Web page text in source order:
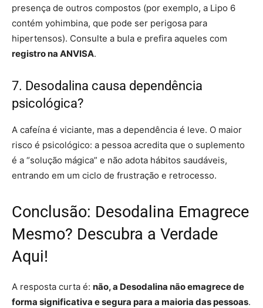
presença de outros compostos (por exemplo, a Lipo 6
contém yohimbina, que pode ser perigosa para
hipertensos). Consulte a bula e prefira aqueles com
registro na ANVISA.
7. Desodalina causa dependência
psicológica?
A cafeína é viciante, mas a dependência é leve. O maior
risco é psicológico: a pessoa acredita que o suplemento
é a “solução mágica” e não adota hábitos saudáveis,
entrando em um ciclo de frustração e retrocesso.
Conclusão: Desodalina Emagrece
Mesmo? Descubra a Verdade
Aqui!
A resposta curta é: não, a Desodalina não emagrece de
forma significativa e segura para a maioria das pessoas.